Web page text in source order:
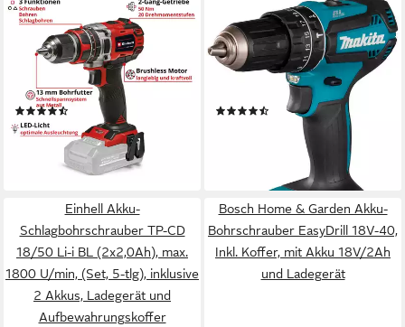
EINHELL
Akku-Schlagbohrschrauber
PROFESSIONAL TP-CD
15/50 BL (1x4,0 Ah Plus),
Inkl. Akku und Ladegerät
99,99 € UVP202,85 €
lieferbar - in 1-2 Werktagen bei dir
Akku-Schlagbohrschrauber
DHP485RTJ, max. 1900
U/min, mit 2 Akkus 18 V/5 Ah
und Ladegerät, inkl.
Aufbewahrungskoffer
(32)
UVP 355,00 €
lieferbar - in 1-2 Werktagen bei dir
Einhell Akku-
Schlagbohrschrauber TP-CD
18/50 Li-i BL (2x2,0Ah), max.
1800 U/min, (Set, 5-tlg), inklusive
2 Akkus, Ladegerät und
Aufbewahrungskoffer
Bosch Home & Garden Akku-
Bohrschrauber EasyDrill 18V-40,
Inkl. Koffer, mit Akku 18V/2Ah
und Ladegerät